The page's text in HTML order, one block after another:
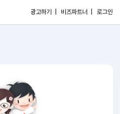
광고하기 | 비즈파트너 | 로그인